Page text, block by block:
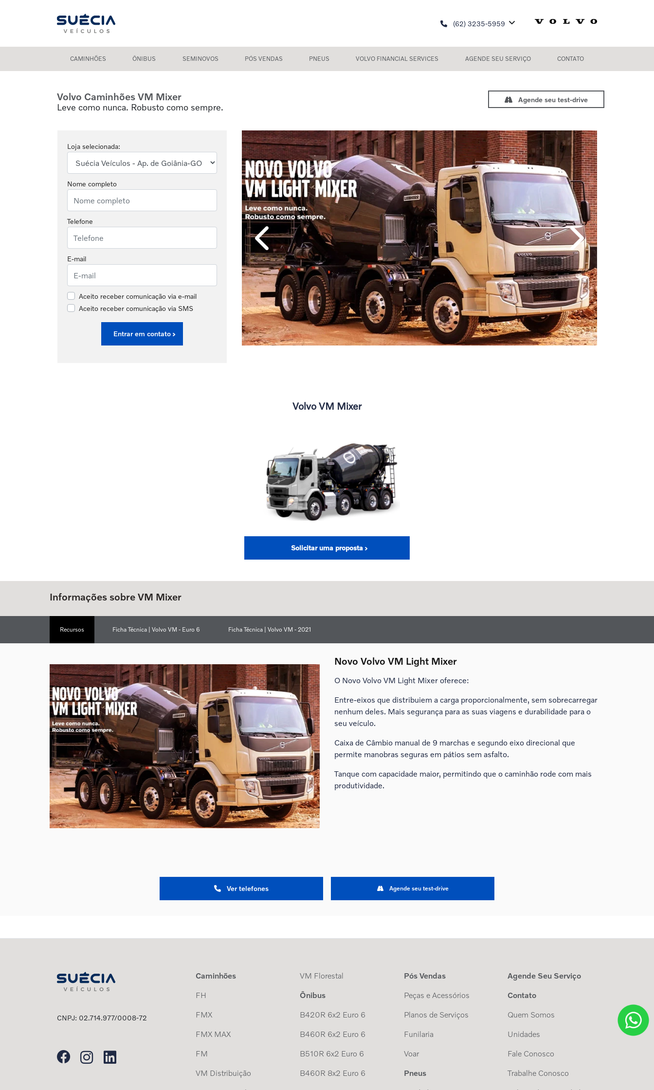
(62) 3235-5959
CAMINHÕES ÔNIBUS SEMINOVOS PÓS VENDAS PNEUS VOLVO FINANCIAL SERVICES AGENDE SEU SERVIÇO CONTATO
Volvo Caminhões VM Mixer
Leve como nunca. Robusto como sempre.
Agende seu test-drive
Loja selecionada:
Nome completo
Telefone
E-mail
Aceito receber comunicação via e-mail
Aceito receber comunicação via SMS
Entrar em contato
Anterior Próximo
Volvo VM Mixer
Solicitar uma proposta
Informações sobre VM Mixer
Recursos Ficha Técnica | Volvo VM - Euro 6 Ficha Técnica | Volvo VM - 2021
Novo Volvo VM Light Mixer
O Novo Volvo VM Light Mixer oferece:
Entre-eixos que distribuiem a carga proporcionalmente, sem sobrecarregar
nenhum deles. Mais segurança para as suas viagens e durabilidade para o
seu veículo.
Caixa de Câmbio manual de 9 marchas e segundo eixo direcional que
permite manobras seguras em pátios sem asfalto.
Tanque com capacidade maior, permitindo que o caminhão rode com mais
produtividade.
Ver telefones Agende seu test-drive
CNPJ: 02.714.977/0008-72
Caminhões
FH
FMX
FMX MAX
FM
VM Distribuição
VM Florestal
Ônibus
B420R 6x2 Euro 6
B460R 6x2 Euro 6
B510R 6x2 Euro 6
B460R 8x2 Euro 6
Pós Vendas
Peças e Acessórios
Planos de Serviços
Funilaria
Voar
Pneus
Agende Seu Serviço
Contato
Quem Somos
Unidades
Fale Conosco
Trabalhe Conosco